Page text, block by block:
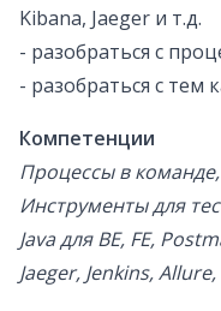
Kibana, Jaeger и т.д.
- разобраться с
- разобраться с тем
Компетенции
Процессы в
Инструменты для
Java для BE, FE,
Jaeger, Jenkins,